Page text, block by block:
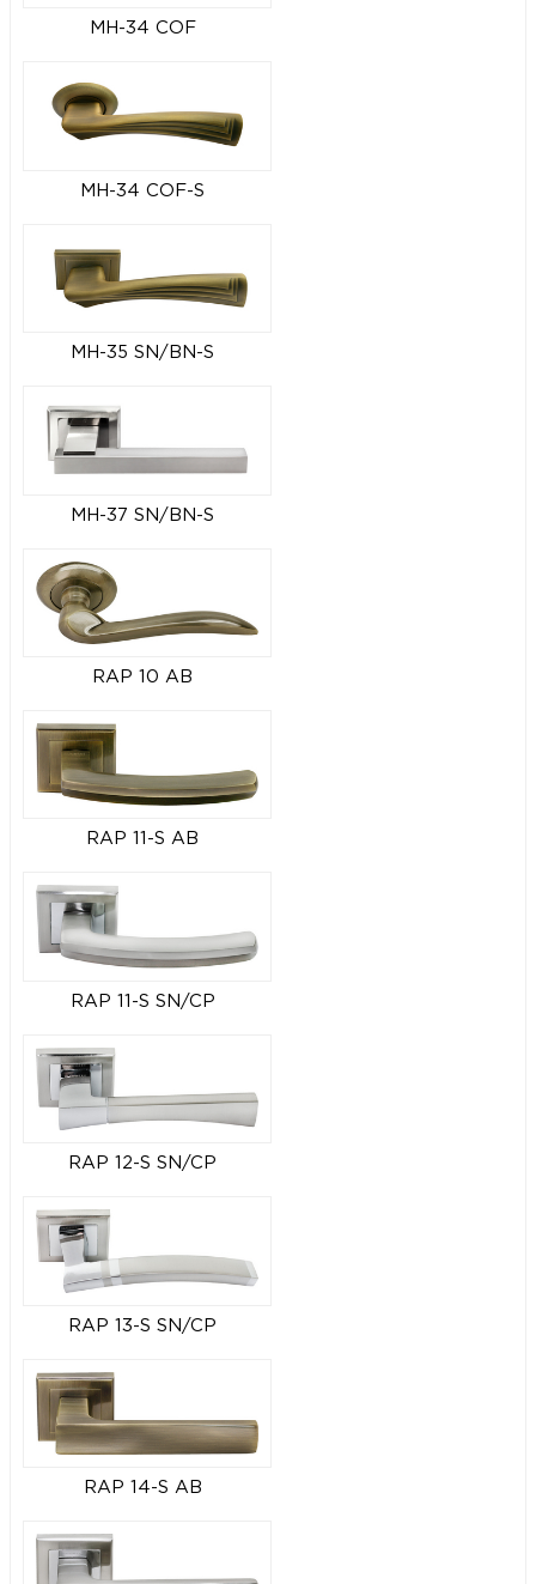
MH-34 COF
MH-34 COF-S
MH-35 SN/BN-S
MH-37 SN/BN-S
RAP 10 AB
RAP 11-S AB
RAP 11-S SN/CP
RAP 12-S SN/CP
RAP 13-S SN/CP
RAP 14-S AB